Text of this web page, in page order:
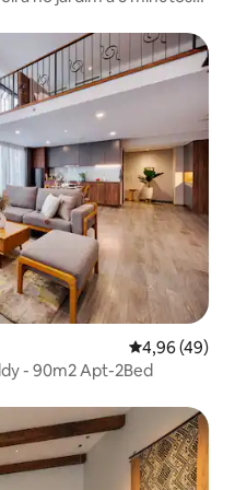
4,96 de uma
4,96 (49)
- 90m2 Apt-2Bed